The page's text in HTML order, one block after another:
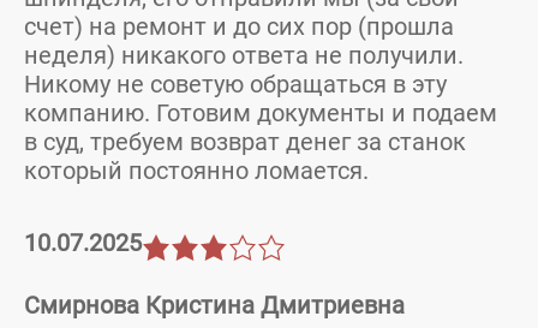
счет) на ремонт и до сих пор (прошла
неделя) никакого ответа не получили.
Никому не советую обращаться в эту
компанию. Готовим документы и подаем
в суд, требуем возврат денег за станок
который постоянно ломается.
10.07.2025
Смирнова Кристина Дмитриевна